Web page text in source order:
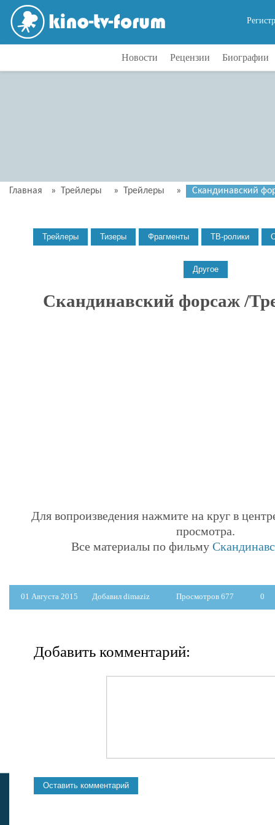
Новости Рецензии Биографии
Главная » Трейлеры » Трейлеры » Скандинавский
Скандинавский форсаж /
Для вопроизведения нажмите на круг в
просмотра.
Все материалы по фильму
01 Августа 2015 Добавил dimaziz Просмотров 677 0
Добавить комментарий: